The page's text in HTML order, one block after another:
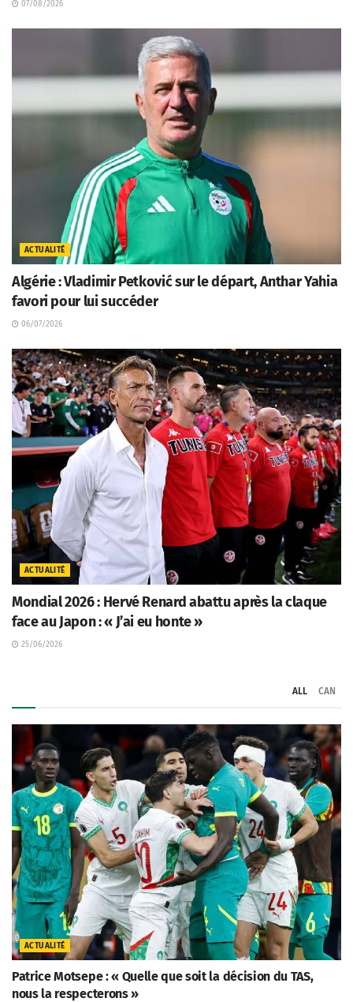
07/08/2026
ACTUALITÉ
Algérie : Vladimir Petković sur le départ, Anthar Yahia
favori pour lui succéder
06/07/2026
ACTUALITÉ
Mondial 2026 : Hervé Renard abattu après la claque
face au Japon : « J’ai eu honte »
25/06/2026
ALL CAN
ACTUALITÉ
Patrice Motsepe : « Quelle que soit la décision du TAS,
nous la respecterons »